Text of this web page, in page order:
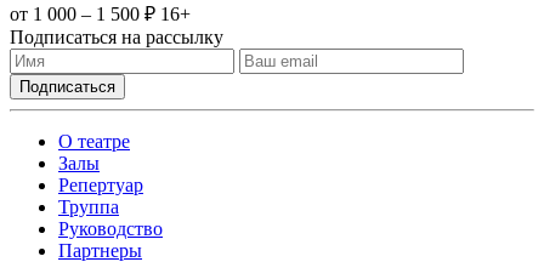
от 1 000 – 1 500 ₽ 16+
Подписаться на рассылку
О театре
Залы
Репертуар
Труппа
Руководство
Партнеры